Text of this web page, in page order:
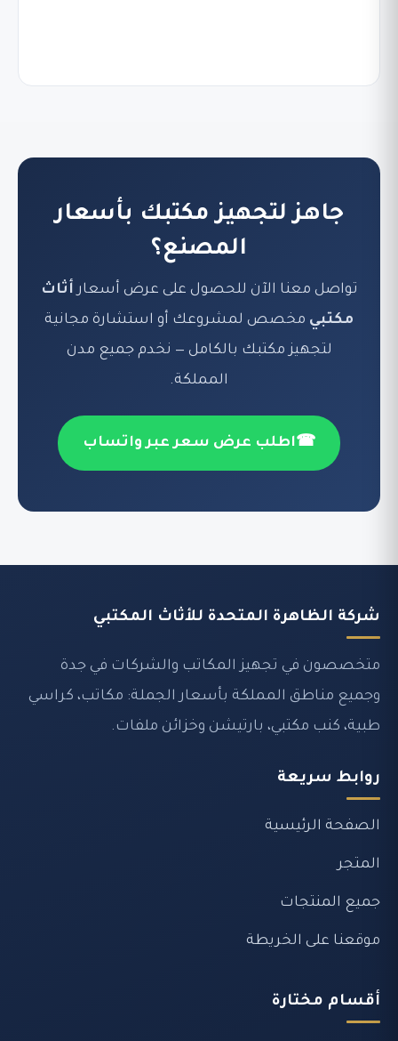
جاهز لتجهيز مكتبك بأسعار
المصنع؟
تواصل معنا الآن للحصول على عرض أسعارأثاث
مكتبي مخصص لمشروعك أو استشارة مجانية
لتجهيز مكتبك بالكامل — نخدم جميع مدن
المملكة.
☎اطلب عرض سعر عبر واتساب
شركة الظاهرة المتحدة للأثاث المكتبي
متخصصون في تجهيز المكاتب والشركات في جدة
وجميع مناطق المملكة بأسعار الجملة: مكاتب، كراسي
طبية، كنب مكتبي، بارتيشن وخزائن ملفات.
روابط سريعة
الصفحة الرئيسية
المتجر
جميع المنتجات
موقعنا على الخريطة
أقسام مختارة